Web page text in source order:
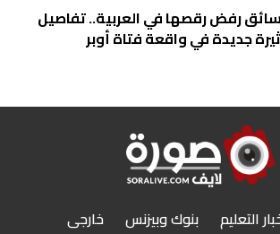
رفض رقصها في العربية.. تفاصيل
جديدة في واقعة فتاة أوبر
التعليم بنوك وبيزنس
خارجى